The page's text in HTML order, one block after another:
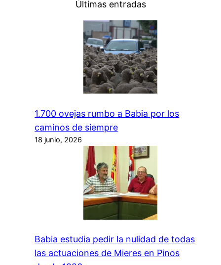
Últimas entradas
1.700 ovejas rumbo a Babia por los
caminos de siempre
18 junio, 2026
Babia estudia pedir la nulidad de todas
las actuaciones de Mieres en Pinos